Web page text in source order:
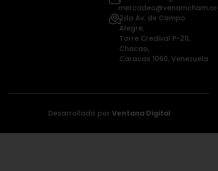
2da Av. de Campo
Alegre,
Torre Credival P-20,
Chacao,
Caracas 1060, Venezuela
Desarrollado por Ventana Digital